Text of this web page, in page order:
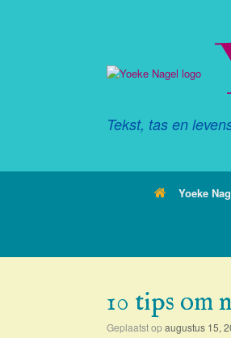
Tekst, tas en
Yoeke
10 tips om
Geplaatst opaugustus 15,